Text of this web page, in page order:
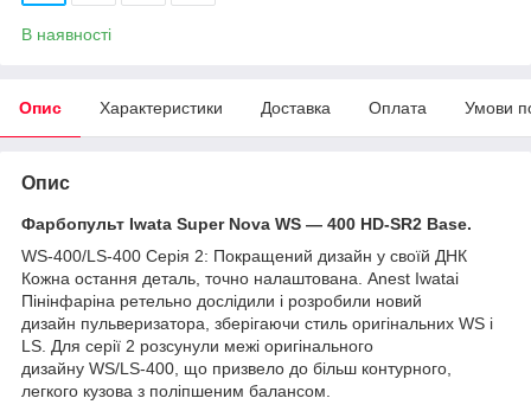
В наявності
Опис Характеристики Доставка Оплата Умови
Опис
Фарбопульт Iwata Super Nova WS — 400 НD-SR2 Base.
WS-400/LS-400 Серія 2: Покращений дизайн у своїй ДНК
Кожна остання деталь, точно налаштована. Anest Iwataі
Пінінфаріна ретельно дослідили і розробили новий
дизайн пульверизатора, зберігаючи стиль оригінальних WS і
LS. Для серії 2 розсунули межі оригінального
дизайну WS/LS-400, що призвело до більш контурного,
легкого кузова з поліпшеним балансом.